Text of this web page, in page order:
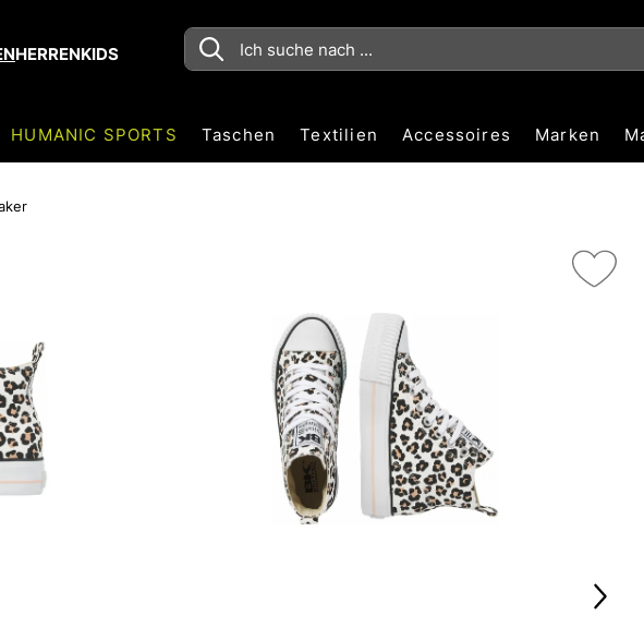
HERRENKIDS
HUMANIC SPORTS Taschen Textilien Accessoires Marken